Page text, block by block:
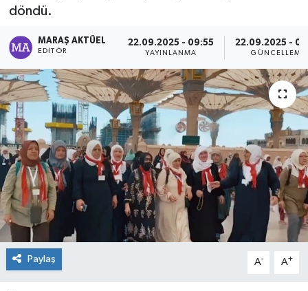
döndü.
MARAŞ AKTÜEL
EDITÖR
22.09.2025 - 09:55
YAYINLANMA
22.09.2025 -
GÜNCELLEME
Paylaş A- A+
Eğitim
Dünya
Kültür Sanat
Haber Arşivi